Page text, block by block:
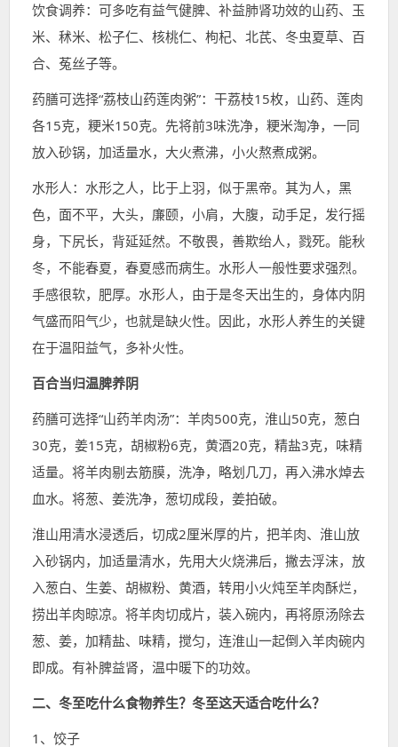
饮食调养：可多吃有益气健脾、补益肺肾功效的山药、玉
米、秫米、松子仁、核桃仁、枸杞、北芪、冬虫夏草、百
合、菟丝子等。
药膳可选择“荔枝山药莲肉粥”：干荔枝15枚，山药、莲肉
各15克，粳米150克。先将前3味洗净，粳米淘净，一同
放入砂锅，加适量水，大火煮沸，小火熬煮成粥。
水形人：水形之人，比于上羽，似于黑帝。其为人，黑
色，面不平，大头，廉颐，小肩，大腹，动手足，发行摇
身，下尻长，背延延然。不敬畏，善欺绐人，戮死。能秋
冬，不能春夏，春夏感而病生。水形人一般性要求强烈。
手感很软，肥厚。水形人，由于是冬天出生的，身体内阴
气盛而阳气少，也就是缺火性。因此，水形人养生的关键
在于温阳益气，多补火性。
百合当归温脾养阴
药膳可选择“山药羊肉汤”：羊肉500克，淮山50克，葱白
30克，姜15克，胡椒粉6克，黄酒20克，精盐3克，味精
适量。将羊肉剔去筋膜，洗净，略划几刀，再入沸水焯去
血水。将葱、姜洗净，葱切成段，姜拍破。
淮山用清水浸透后，切成2厘米厚的片，把羊肉、淮山放
入砂锅内，加适量清水，先用大火烧沸后，撇去浮沫，放
入葱白、生姜、胡椒粉、黄酒，转用小火炖至羊肉酥烂，
捞出羊肉晾凉。将羊肉切成片，装入碗内，再将原汤除去
葱、姜，加精盐、味精，搅匀，连淮山一起倒入羊肉碗内
即成。有补脾益肾，温中暖下的功效。
二、冬至吃什么食物养生？冬至这天适合吃什么？
1、饺子